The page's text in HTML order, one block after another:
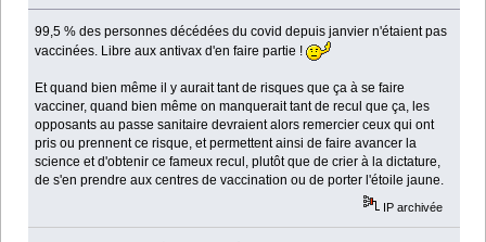
99,5 % des personnes décédées du covid depuis janvier n'étaient pas
vaccinées. Libre aux antivax d'en faire partie !
Et quand bien même il y aurait tant de risques que ça à se faire
vacciner, quand bien même on manquerait tant de recul que ça, les
opposants au passe sanitaire devraient alors remercier ceux qui ont
pris ou prennent ce risque, et permettent ainsi de faire avancer la
science et d'obtenir ce fameux recul, plutôt que de crier à la dictature,
de s'en prendre aux centres de vaccination ou de porter l'étoile jaune.
IP archivée